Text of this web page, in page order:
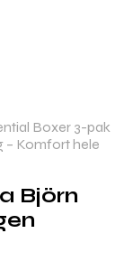
Boxer 3-pak
– Komfort hele
Björn